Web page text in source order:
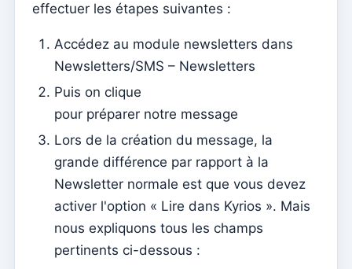
Liste des groupes/recherche
Accès à Kyrios pour les catéchistes – comment se
connecter
Arquivo
Agents pastoraux
Acolytes
Ministres extraordinaires de communion (MEC)
Établissements
Éléments du clergé
effectuer les étapes suivantes :
Accédez au module newsletters dans
Newsletters/SMS – Newsletters
Puis on clique
pour préparer notre message
Lors de la création du message, la
grande différence par rapport à la
Newsletter normale est que vous devez
activer l'option « Lire dans Kyrios ». Mais
nous expliquons tous les champs
pertinents ci-dessous :